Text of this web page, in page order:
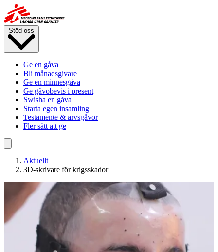
Hoppa
till
huvudinnehåll
Stöd oss
Ge en gåva
Bli månadsgivare
Ge en minnesgåva
Ge gåvobevis i present
Swisha en gåva
Starta egen insamling
Testamente & arvsgåvor
Fler sätt att ge
Aktuellt
3D-skrivare för krigsskador